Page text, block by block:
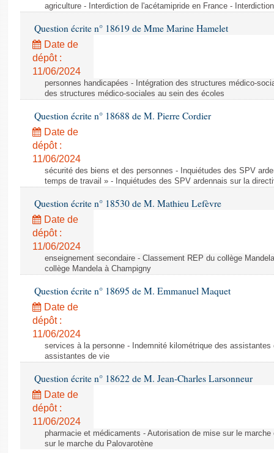
agriculture - Interdiction de l'acétamipride en France -
Question écrite n° 18619 de Mme Marine Hamelet
Date de
dépôt :
11/06/2024
personnes handicapées - Intégration des structures médico-
des structures médico-sociales au sein des écoles
Question écrite n° 18688 de M. Pierre Cordier
Date de
dépôt :
11/06/2024
sécurité des biens et des personnes - Inquiétudes des SPV
temps de travail » - Inquiétudes des SPV ardennais sur la
Question écrite n° 18530 de M. Mathieu Lefèvre
Date de
dépôt :
11/06/2024
enseignement secondaire - Classement REP du collège
collège Mandela à Champigny
Question écrite n° 18695 de M. Emmanuel Maquet
Date de
dépôt :
11/06/2024
services à la personne - Indemnité kilométrique des
assistantes de vie
Question écrite n° 18622 de M. Jean-Charles Larsonneur
Date de
dépôt :
11/06/2024
pharmacie et médicaments - Autorisation de mise sur le
sur le marche du Palovarotène